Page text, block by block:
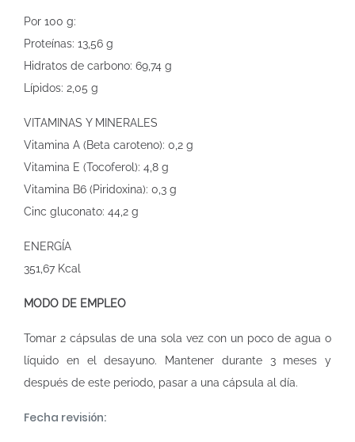
Por 100 g:
Proteínas: 13,56 g
Hidratos de carbono: 69,74 g
Lípidos: 2,05 g
VITAMINAS Y MINERALES
Vitamina A (Beta caroteno): 0,2 g
Vitamina E (Tocoferol): 4,8 g
Vitamina B6 (Piridoxina): 0,3 g
Cinc gluconato: 44,2 g
ENERGÍA
351,67 Kcal
MODO DE EMPLEO
Tomar 2 cápsulas de una sola vez con un poco de agua o
líquido en el desayuno. Mantener durante 3 meses y
después de este periodo, pasar a una cápsula al día.
Fecha revisión: